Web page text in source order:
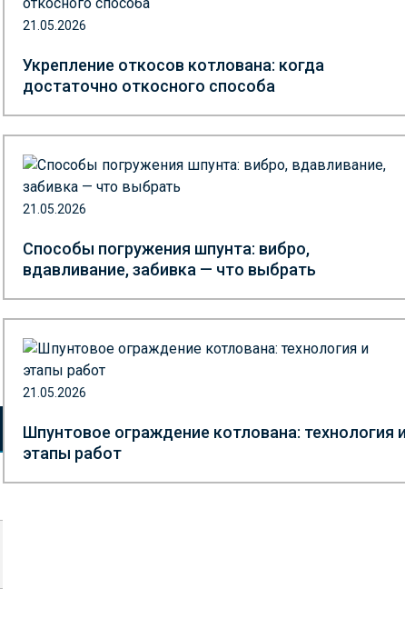
21.05.2026
Укрепление откосов котлована: когда
достаточно откосного способа
21.05.2026
Способы погружения шпунта: вибро,
вдавливание, забивка — что выбрать
21.05.2026
Шпунтовое ограждение котлована: технология
этапы работ